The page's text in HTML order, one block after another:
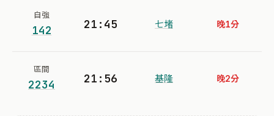
自強
142 21:45 七堵 晚1分
區間
2234 21:56 基隆 晚2分